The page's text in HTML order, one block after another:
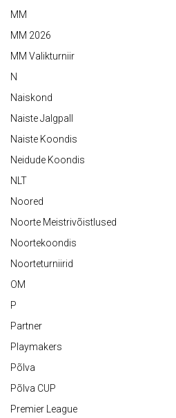
MM
MM 2026
MM Valikturniir
N
Naiskond
Naiste Jalgpall
Naiste Koondis
Neidude Koondis
NLT
Noored
Noorte Meistrivõistlused
Noortekoondis
Noorteturniirid
OM
P
Partner
Playmakers
Põlva
Põlva CUP
Premier League